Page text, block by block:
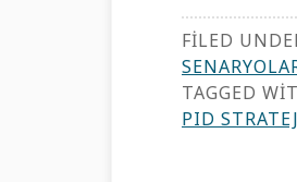
FILED
TAGGED
PID